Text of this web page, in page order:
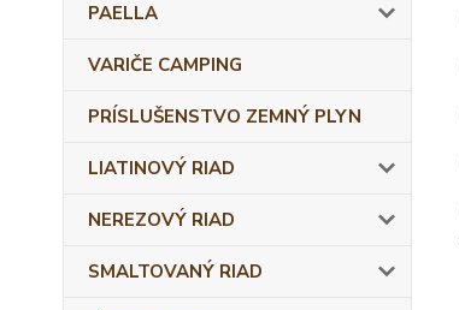
PAELLA
VARIČE CAMPING
PRÍSLUŠENSTVO ZEMNÝ PLYN
LIATINOVÝ RIAD
NEREZOVÝ RIAD
SMALTOVANÝ RIAD